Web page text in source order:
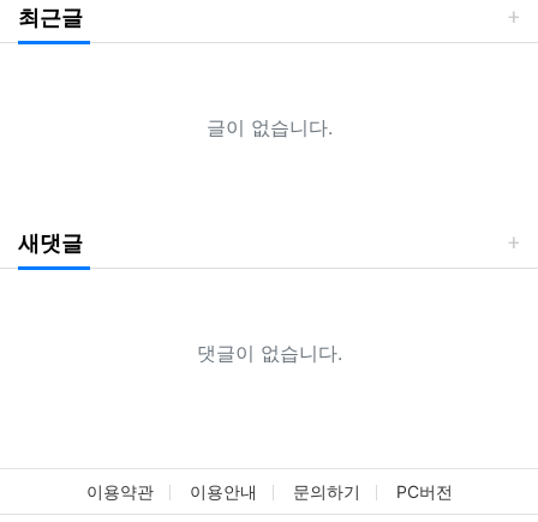
최근글
글이 없습니다.
새댓글
댓글이 없습니다.
이용약관 이용안내 문의하기 PC버전